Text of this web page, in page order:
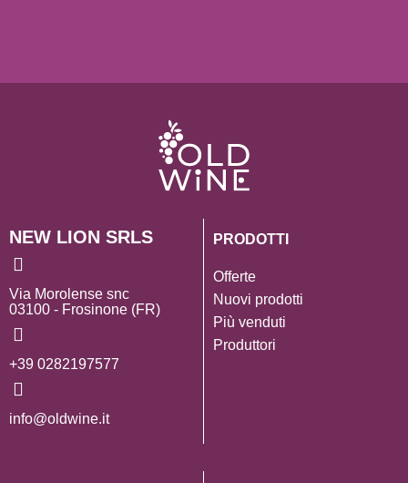
NEW LION SRLS
Via Morolense snc
03100 - Frosinone (FR)
+39 0282197577
info@oldwine.it
PRODOTTI
Offerte
Nuovi prodotti
Più venduti
Produttori